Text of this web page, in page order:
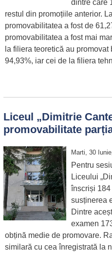
dintre care
restul din promoțiile anterior.
promovabilitatea a fost de
promovabilitatea a fost mai
la filiera teoretică au
94,93%, iar cei de la filiera
Liceul „Dimitrie
promovabilitate
Marti, 30
Pentru
Liceului
înscriși
susținerea
Dintre
examen
obțină medie de promovare.
similară cu cea înregistrată la